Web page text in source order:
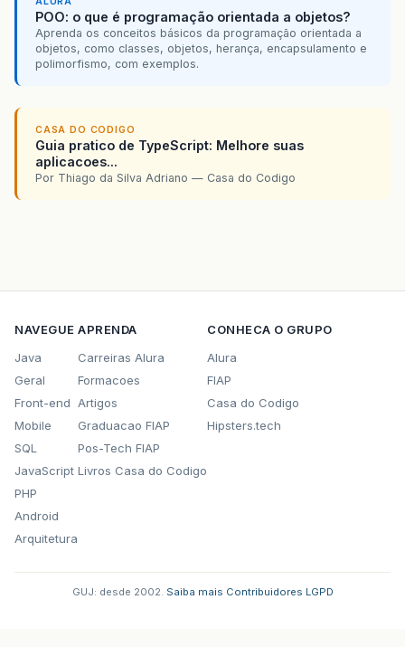
POO: o que é programação orientada a objetos?
Aprenda os conceitos básicos da programação orientada a
objetos, como classes, objetos, herança, encapsulamento e
polimorfismo, com exemplos.
CASA DO CODIGO
Guia pratico de TypeScript: Melhore suas
aplicacoes...
Por Thiago da Silva Adriano — Casa do Codigo
NAVEGUE
Java
Geral
Front-end
Mobile
SQL
JavaScript
PHP
Android
Arquitetura
APRENDA
Carreiras Alura
Formacoes
Artigos
Graduacao FIAP
Pos-Tech FIAP
Livros Casa do Codigo
CONHECA O GRUPO
Alura
FIAP
Casa do Codigo
Hipsters.tech
GUJ: desde 2002. Saiba mais Contribuidores LGPD